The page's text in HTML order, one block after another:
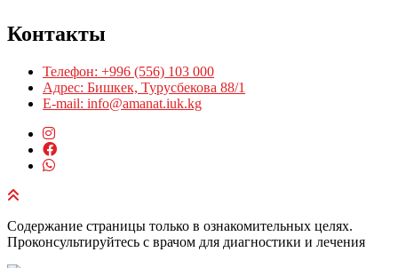
Контакты
Телефон: +996 (556) 103 000
Адрес: Бишкек, Турусбекова 88/1
E-mail: info@amanat.iuk.kg
Содержание страницы только в ознакомительных целях.
Проконсультируйтесь с врачом для диагностики и лечения